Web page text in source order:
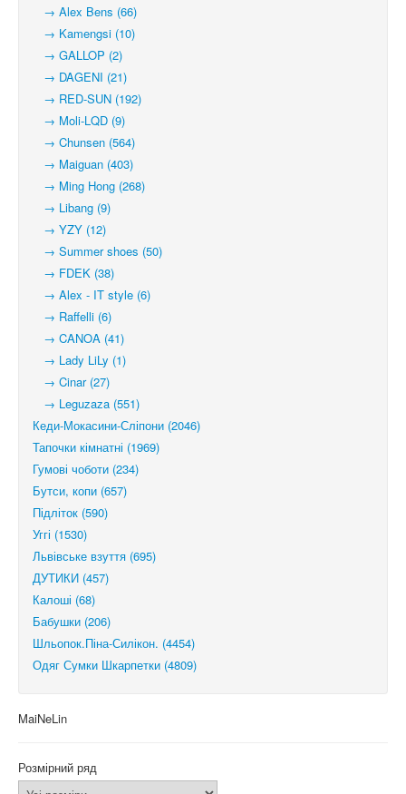
→ Alex Bens (66)
→ Kamengsi (10)
→ GALLOP (2)
→ DAGENI (21)
→ RED-SUN (192)
→ Moli-LQD (9)
→ Chunsen (564)
→ Maiguan (403)
→ Ming Hong (268)
→ Libang (9)
→ YZY (12)
→ Summer shoes (50)
→ FDEK (38)
→ Alex - IT style (6)
→ Raffelli (6)
→ CANOA (41)
→ Lady LiLy (1)
→ Cinar (27)
→ Leguzaza (551)
Кеди-Мокасини-Сліпони (2046)
Тапочки кімнатні (1969)
Гумові чоботи (234)
Бутси, копи (657)
Підліток (590)
Уггі (1530)
Львівське взуття (695)
ДУТИКИ (457)
Калоші (68)
Бабушки (206)
Шльопок.Піна-Силікон. (4454)
Одяг Сумки Шкарпетки (4809)
MaiNeLin
Розмірний ряд